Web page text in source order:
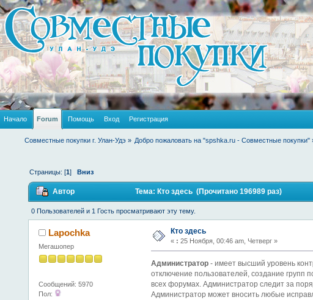
Начало Forum Помощь Вход Регистрация
Совместные покупки г. Улан-Удэ » Добро пожаловать на "spshka.ru - Совместные покупки"
Страницы: [1]Вниз
Автор Тема: Кто здесь (Прочитано 196989 раз)
0 Пользователей и 1 Гость просматривают эту тему.
Lapochka
Мегашопер
Сообщений: 5970
Пол:
Кто здесь
« : 25 Ноября, 00:46 am, Четверг »
Администратор - имеет высший уровень
отключение пользователей, создание групп
всех форумах. Администратор следит за
Администратор может вносить любые